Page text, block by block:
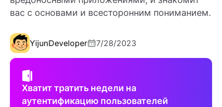
вас с основами и всесторонним пониманием.
YijunDeveloper 7/28/2023
Хватит тратить недели на
аутентификацию пользователей